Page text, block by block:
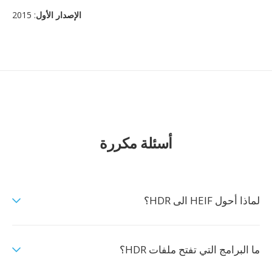
الإصدار الأول: 2015
أسئلة مكررة
لماذا أحول HEIF الى HDR؟
ما البرامج التي تفتح ملفات HDR؟